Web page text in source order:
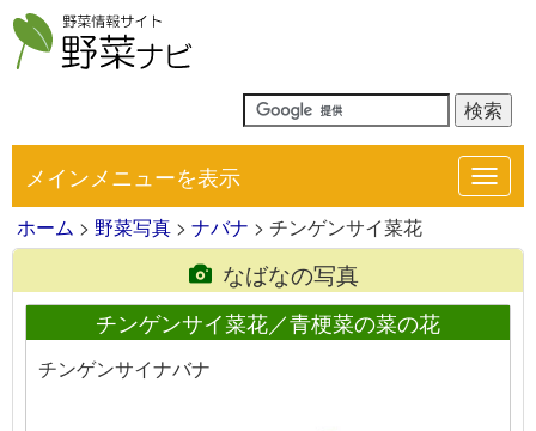
メインメニューを表示
ホーム > 野菜写真 > ナバナ > チンゲンサイ菜花
なばなの写真
チンゲンサイ菜花／青梗菜の菜の花
チンゲンサイナバナ